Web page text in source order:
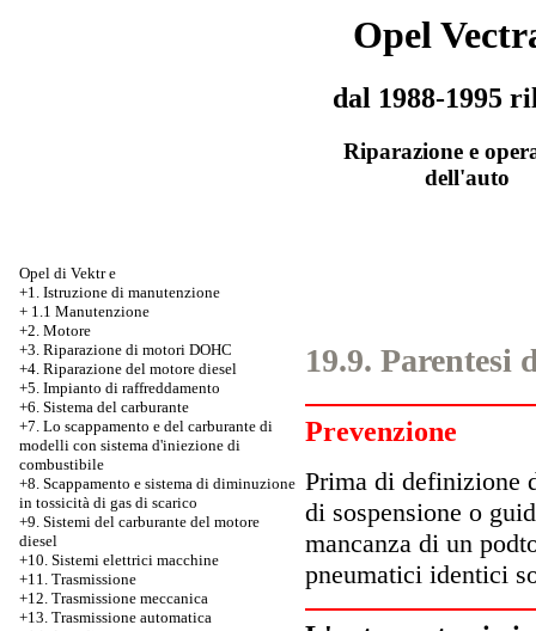
Opel
dal 1988-1995
Riparazione e
dell'auto
Opel di Vektr e
+1. Istruzione di manutenzione
+ 1.1 Manutenzione
+2. Motore
+3. Riparazione di motori DOHC
+4. Riparazione del motore diesel
+5. Impianto di raffreddamento
+6. Sistema del carburante
+7. Lo scappamento e del carburante di
modelli con sistema d'iniezione di
combustibile
+8. Scappamento e sistema di diminuzione
in tossicità di gas di scarico
+9. Sistemi del carburante del motore
diesel
+10. Sistemi elettrici macchine
+11. Trasmissione
+12. Trasmissione meccanica
+13. Trasmissione automatica
19.9. Parentesi
Prevenzione
Prima di definizione
di sospensione o
mancanza di un
pneumatici identici